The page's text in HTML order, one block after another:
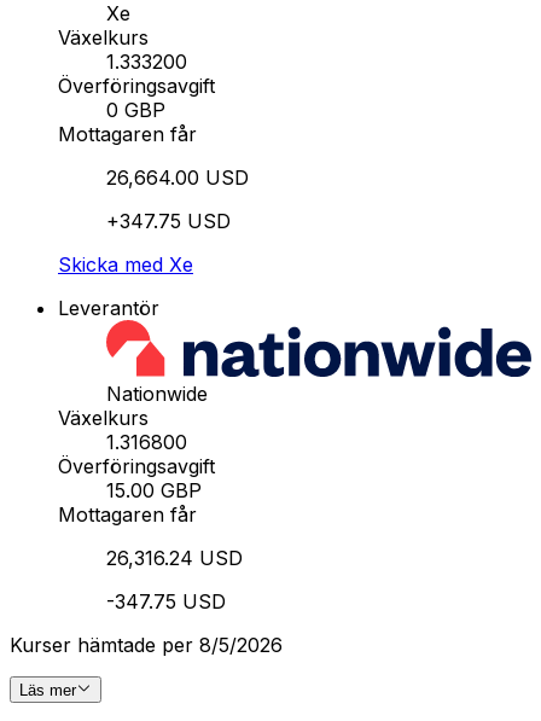
Xe
Växelkurs
1.333200
Överföringsavgift
0 GBP
Mottagaren får
26,664.00 USD
+347.75 USD
Skicka med Xe
Leverantör
Nationwide
Växelkurs
1.316800
Överföringsavgift
15.00 GBP
Mottagaren får
26,316.24 USD
-347.75 USD
Kurser hämtade per 8/5/2026
Läs mer